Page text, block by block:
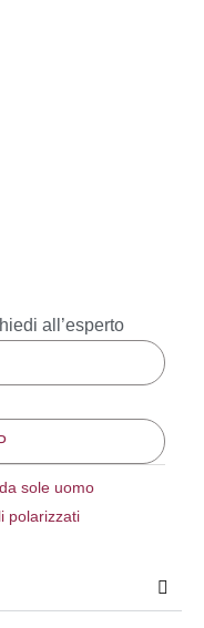
all’esperto
sole uomo
polarizzati